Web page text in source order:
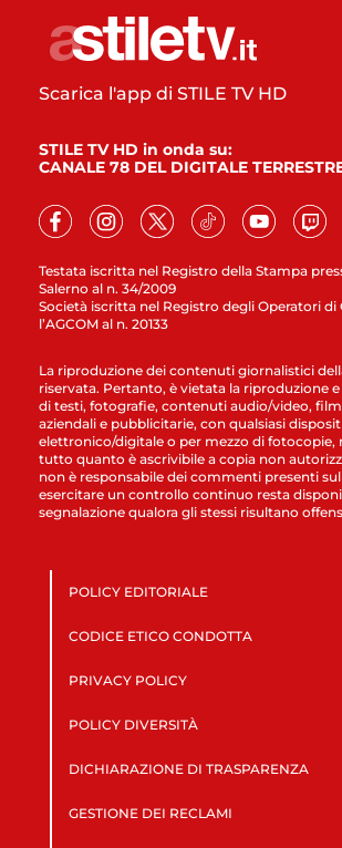
Testata iscritta nel Registro della Stampa
Salerno al n. 34/2009
Società iscritta nel Registro degli Operatori di
l’AGCOM al n. 20133
Scarica l'app di STILE TV HD
STILE TV HD in onda su:
CANALE 78 DEL DIGITALE
La riproduzione dei contenuti giornalistici
riservata. Pertanto, è vietata la riproduzione e
di testi, fotografie, contenuti audio/video,
aziendali e pubblicitarie, con qualsiasi
elettronico/digitale o per mezzo di fotocopie,
tutto quanto è ascrivibile a copia non
non è responsabile dei commenti presenti
esercitare un controllo continuo resta
segnalazione qualora gli stessi risultano
POLICY EDITORIALE
CODICE ETICO CONDOTTA
PRIVACY POLICY
POLICY DIVERSITÀ
DICHIARAZIONE DI TRASPARENZA
GESTIONE DEI RECLAMI